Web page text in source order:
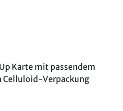
Karte mit passendem
Celluloid-Verpackung